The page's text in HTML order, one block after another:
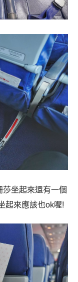
坐起來還有一個
起來應該也ok喔!